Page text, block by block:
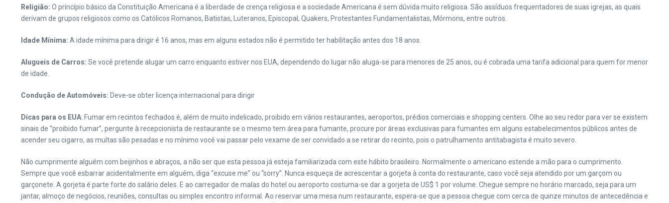
Religião: O princípio básico da Constituição Americana é a liberdade de crença religiosa e a sociedade Americana é sem dúvida muito religiosa. São assíduos frequentadores de suas igrejas, as quais
derivam de grupos religiosos como os Católicos Romanos, Batistas, Luteranos, Episcopal, Quakers, Protestantes Fundamentalistas, Mórmons, entre outros.
Idade Mínima: A idade mínima para dirigir é 16 anos, mas em alguns estados não é permitido ter habilitação antes dos 18 anos.
Alugueis de Carros: Se você pretende alugar um carro enquanto estiver nos EUA, dependendo do lugar não aluga-se para menores de 25 anos, ou é cobrada uma tarifa adicional para quem for menor
de idade.
Condução de Automóveis: Deve-se obter licença internacional para dirigir
Dicas para os EUA: Fumar em recintos fechados é, além de muito indelicado, proibido em vários restaurantes, aeroportos, prédios comerciais e shopping centers. Olhe ao seu redor para ver se existem
sinais de “proibido fumar”, pergunte à recepcionista de restaurante se o mesmo tem área para fumante, procure por áreas exclusivas para fumantes em alguns estabelecimentos públicos antes de
acender seu cigarro, as multas são pesadas e no mínimo você vai passar pelo vexame de ser convidado a se retirar do recinto, pois o patrulhamento antitabagista é muito severo.
Não cumprimente alguém com beijinhos e abraços, a não ser que esta pessoa já esteja familiarizada com este hábito brasileiro. Normalmente o americano estende a mão para o cumprimento.
Sempre que você esbarrar acidentalmente em alguém, diga “excuse me” ou “sorry”. Nunca esqueça de acrescentar a gorjeta à conta do restaurante, caso você seja atendido por um garçom ou
garçonete. A gorjeta é parte forte do salário deles. E ao carregador de malas do hotel ou aeroporto costuma-se dar a gorjeta de US$ 1 por volume. Chegue sempre no horário marcado, seja para um
jantar, almoço de negócios, reuniões, consultas ou simples encontro informal. Ao reservar uma mesa num restaurante, espera-se que a pessoa chegue com cerca de quinze minutos de antecedência e